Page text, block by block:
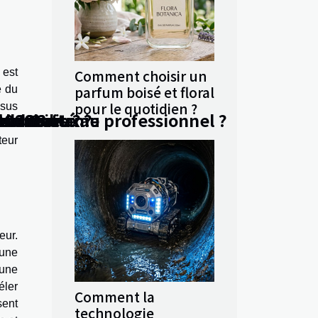
est
du
Comment choisir un
parfum boisé et floral
pour le quotidien ?
Comment la
technologie
? ?
?
Occitanieau professionnel ?
?
cheveux ?